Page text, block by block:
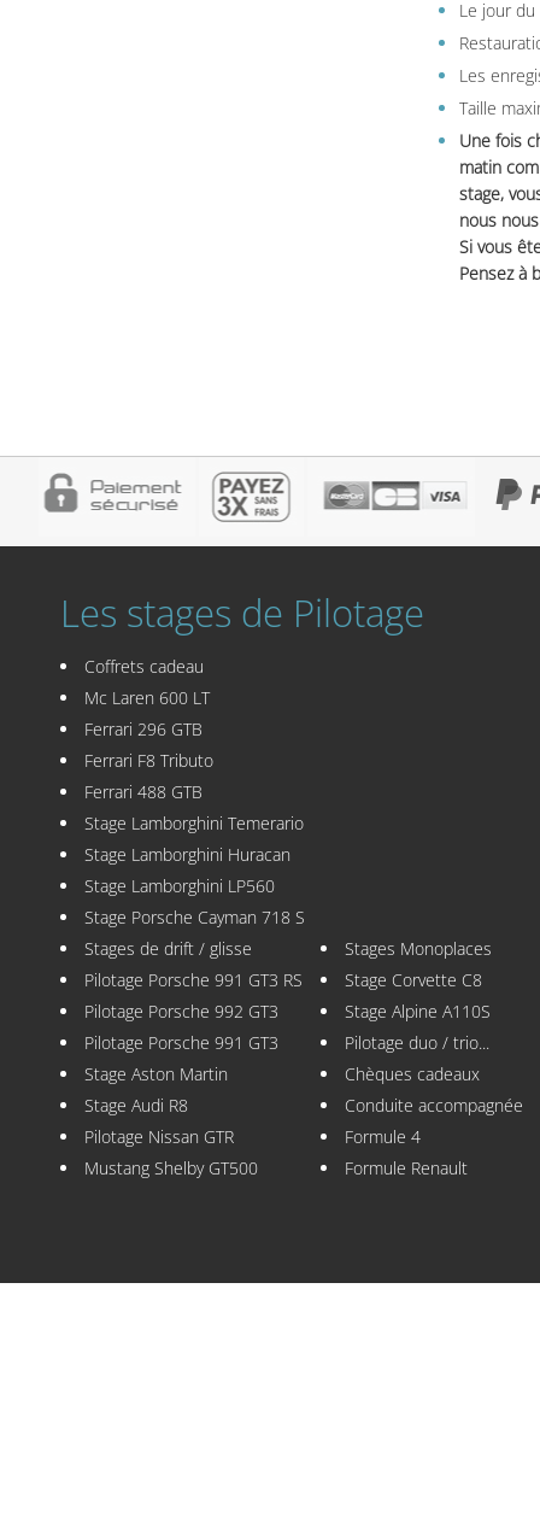
Le jour
Les
Taille
Une fois
matin
stage,
nous
Si vous
Pensez à
Les stages de Pilotage
Coffrets cadeau
Mc Laren 600 LT
Ferrari 296 GTB
Ferrari F8 Tributo
Ferrari 488 GTB
Stage Lamborghini Temerario
Stage Lamborghini Huracan
Stage Lamborghini LP560
Stage Porsche Cayman 718 S
Stages de drift / glisse
Pilotage Porsche 991 GT3 RS
Pilotage Porsche 992 GT3
Pilotage Porsche 991 GT3
Stage Aston Martin
Stage Audi R8
Pilotage Nissan GTR
Mustang Shelby GT500
Stages Monoplaces
Stage Corvette C8
Stage Alpine A110S
Pilotage duo / trio...
Chèques cadeaux
Conduite accompagnée
Formule 4
Formule Renault